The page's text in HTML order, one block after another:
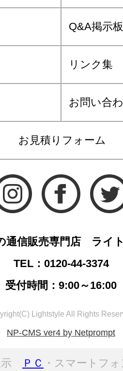
Q&A掲示板
リンク集
お問い合
お見積りフォーム
通信販売専門店 ライ
TEL：0120-44-3374
受付時間：9:00～16:00
Lightstyle All Rights
NP-CMS ver4 by Netprompt
示 ＰＣ ・スマートフ